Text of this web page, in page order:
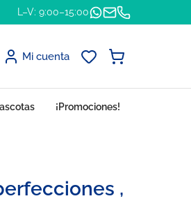
L–V: 9:00–15:00
Mi cuenta
¡Promociones!
,